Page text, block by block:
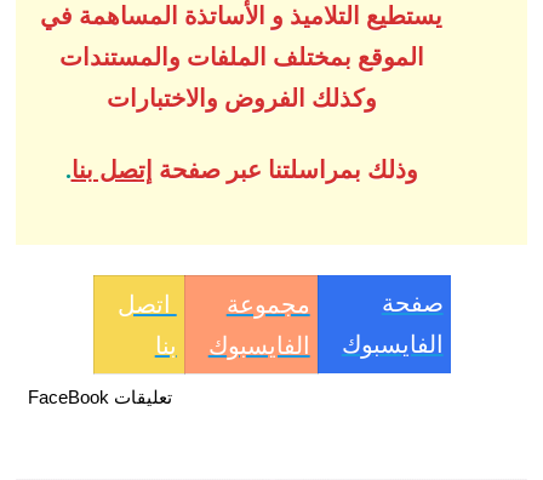
يستطيع التلاميذ و الأساتذة المساهمة في
الموقع بمختلف الملفات والمستندات
وكذلك الفروض والاختبارات
وذلك بمراسلتنا عبر صفحة إتصل بنا.
صفحة
الفايسبوك
مجموعة
الفايسبوك
اتصل
بنا
تعليقات FaceBook